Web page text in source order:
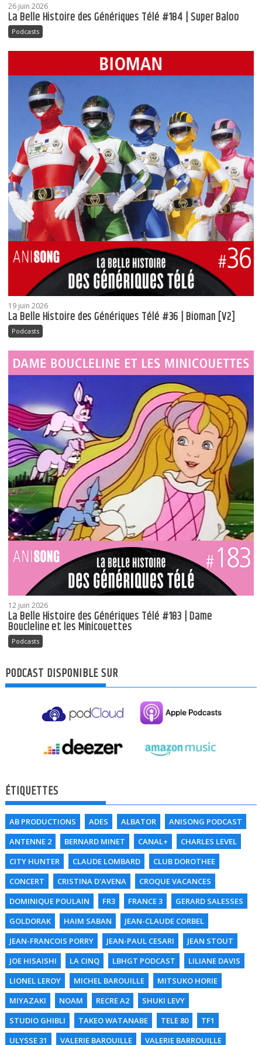
26 juin 2026
La Belle Histoire des Génériques Télé #184 | Super Baloo
Podcasts
19 juin 2026
La Belle Histoire des Génériques Télé #36 | Bioman [V2]
Podcasts
12 juin 2026
La Belle Histoire des Génériques Télé #183 | Dame
Boucleline et les Minicouettes
Podcasts
PODCAST DISPONIBLE SUR
ÉTIQUETTES
AB PRODUCTIONS ADES ALBATOR
ANISONG PODCAST
ANTENNE 2
BERNARD MINET CANAL+
CHARLES LEVEL
CITY HUNTER
CLAUDE LOMBARD
CLUB DOROTHEE
CONCERT
CRISTINA D'AVENA
CROQUE VACANCES
DOMINIQUE POULAIN
FR3 FRANCE 3
GERARD SALESSES
GOLDORAK
HAIM SABAN
JEAN-CLAUDE CORBEL
JEAN-FRANCOIS PORRY
JEAN-PAUL CESARI
JEAN STOUT
JOE HISAISHI
LA CINQ LBHGT PODCAST
LILIANE DAVIS
LIONEL LEROY
MICHEL BAROUILLE
MITSUKO HORIE
MIYAZAKI
NOAM RECRE A2
SHUKI LEVY
STUDIO GHIBLI
TAKEO WATANABE TELE 80
TF1
ULYSSE 31
VALERIE BAROUILLE VALERIE BARROUILLE